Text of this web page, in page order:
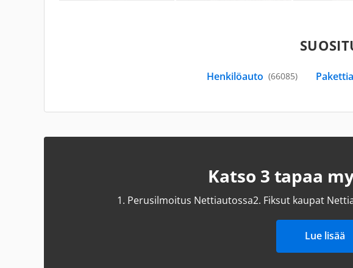
(66085)
Katso 3 tapaa
1. Perusilmoitus Nettiautossa2. Fiksut kaupat
Lue lisää